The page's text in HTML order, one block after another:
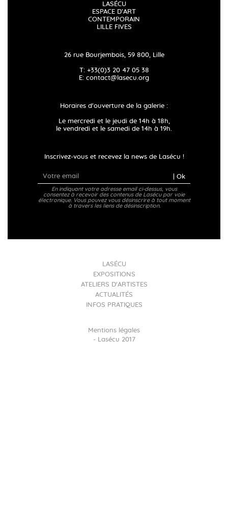
LASÉCU
ESPACE D’ART
CONTEMPORAIN
LILLE FIVES
26 rue Bourjembois, 59 800, Lille
T: +33(0)3 20 47 05 38
E: contact@lasecu.org
Horaires d'ouverture de la galerie :
Le mercredi et le jeudi de 14h à 18h,
le vendredi et le samedi de 14h à 19h.
Inscrivez-vous et recevez la news de Lasécu !
| Ok
En indiquant votre adresse email ci-dessus, vous
consentez à recevoir des contenus de Lasécu par voie
électronique. Vous pouvez vous désinscrire à tout moment
à travers les liens de désinscription.
LASÉCU
EXPOSITIONS
ATELIERS D'ARTISTES
ACTUALITÉS
INFOS PRATIQUES
Mentions légales
- Lasécu 2017